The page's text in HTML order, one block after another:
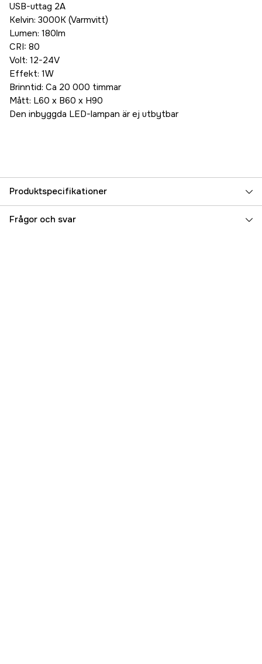
USB-uttag 2A
Kelvin: 3000K (Varmvitt)
Lumen: 180lm
CRI: 80
Volt: 12-24V
Effekt: 1W
Brinntid: Ca 20 000 timmar
Mått: L60 x B60 x H90
Den inbyggda LED-lampan är ej utbytbar
Produktspecifikationer
Referensnummer 5000093122
Frågor och svar